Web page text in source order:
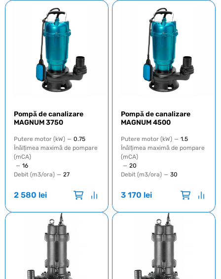
Pompă de canalizare
MAGNUM 3750
Putere motor (kW) — 0.75
Înălțimea maximă de pompare
(mCA)
— 16
Debit (m3/ora) — 27
2 580 lei
Pompă de canalizare
MAGNUM 4500
Putere motor (kW) — 1.5
Înălțimea maximă de pompare
(mCA)
— 20
Debit (m3/ora) — 30
3 170 lei